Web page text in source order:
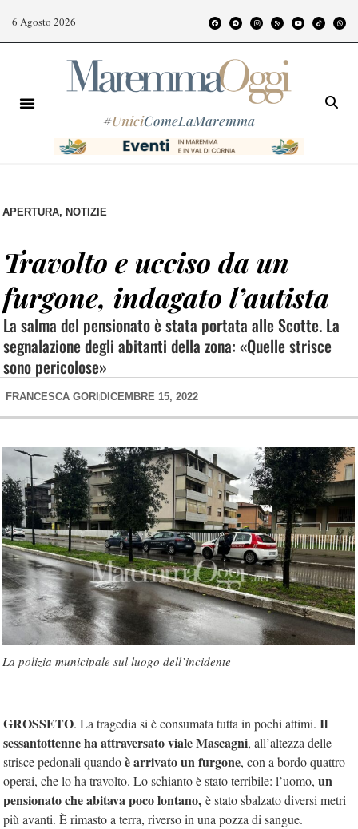
6 Agosto 2026
#UniciComeLaMaremma
APERTURA, NOTIZIE
Travolto e ucciso da un
furgone, indagato l’autista
La salma del pensionato è stata portata alle Scotte. La
segnalazione degli abitanti della zona: «Quelle strisce
sono pericolose»
FRANCESCA GORI DICEMBRE 15, 2022
La polizia municipale sul luogo dell’incidente
GROSSETO. La tragedia si è consumata tutta in pochi attimi. Il
sessantottenne ha attraversato viale Mascagni, all’altezza delle
strisce pedonali quandoè arrivato un furgone, con a bordo quattro
operai, che lo ha travolto. Lo schianto è stato terribile: l’uomo, un
pensionato che abitava poco lontano, è stato sbalzato diversi metri
più avanti. È rimasto a terra, riverso in una pozza di sangue.